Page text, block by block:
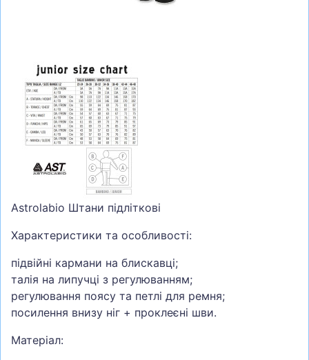
ТУРИЗМ
Astrolabio Штани підліткові
Характеристики та особливості:
підвійні кармани на блискавці;
талія на липучці з регулюванням;
регулювання поясу та петлі для ремня;
посилення внизу ніг + проклеєні шви.
Матеріал: